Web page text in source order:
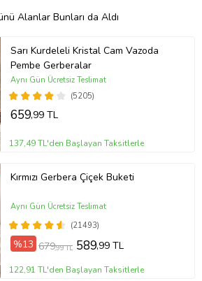
Alanlar Bunları da Aldı
Sarı Kurdeleli Kristal Cam Vazoda
Pembe Gerberalar
(5205)
Aynı Gün Ücretsiz Teslimat
659,99 TL
137,49 TL'den Başlayan Taksitlerle
Kırmızı Gerbera Çiçek Buketi
(21493)
Aynı Gün Ücretsiz Teslimat
%13 679,99 TL 589,99 TL
122,91 TL'den Başlayan Taksitlerle